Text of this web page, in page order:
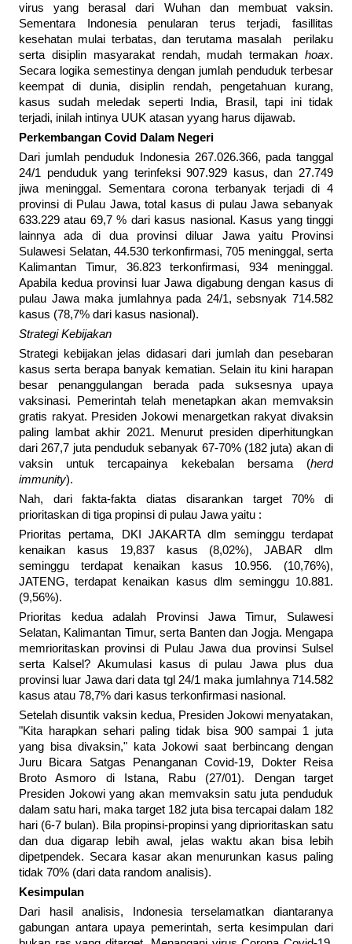
virus yang berasal dari Wuhan dan membuat vaksin.
Sementara Indonesia penularan terus terjadi, fasillitas
kesehatan mulai terbatas, dan terutama masalah perilaku
serta disiplin masyarakat rendah, mudah termakan hoax.
Secara logika semestinya dengan jumlah penduduk terbesar
keempat di dunia, disiplin rendah, pengetahuan kurang,
kasus sudah meledak seperti India, Brasil, tapi ini tidak
terjadi, inilah intinya UUK atasan yyang harus dijawab.
Perkembangan Covid Dalam Negeri
Dari jumlah penduduk Indonesia 267.026.366, pada tanggal
24/1 penduduk yang terinfeksi 907.929 kasus, dan 27.749
jiwa meninggal. Sementara corona terbanyak terjadi di 4
provinsi di Pulau Jawa, total kasus di pulau Jawa sebanyak
633.229 atau 69,7 % dari kasus nasional. Kasus yang tinggi
lainnya ada di dua provinsi diluar Jawa yaitu Provinsi
Sulawesi Selatan, 44.530 terkonfirmasi, 705 meninggal, serta
Kalimantan Timur, 36.823 terkonfirmasi, 934 meninggal.
Apabila kedua provinsi luar Jawa digabung dengan kasus di
pulau Jawa maka jumlahnya pada 24/1, sebsnyak 714.582
kasus (78,7% dari kasus nasional).
Strategi Kebijakan
Strategi kebijakan jelas didasari dari jumlah dan pesebaran
kasus serta berapa banyak kematian. Selain itu kini harapan
besar penanggulangan berada pada suksesnya upaya
vaksinasi. Pemerintah telah menetapkan akan memvaksin
gratis rakyat. Presiden Jokowi menargetkan rakyat divaksin
paling lambat akhir 2021. Menurut presiden diperhitungkan
dari 267,7 juta penduduk sebanyak 67-70% (182 juta) akan di
vaksin untuk tercapainya kekebalan bersama (herd
immunity).
Nah, dari fakta-fakta diatas disarankan target 70% di
prioritaskan di tiga propinsi di pulau Jawa yaitu :
Prioritas pertama, DKI JAKARTA dlm seminggu terdapat
kenaikan kasus 19,837 kasus (8,02%), JABAR dlm
seminggu terdapat kenaikan kasus 10.956. (10,76%),
JATENG, terdapat kenaikan kasus dlm seminggu 10.881.
(9,56%).
Prioritas kedua adalah Provinsi Jawa Timur, Sulawesi
Selatan, Kalimantan Timur, serta Banten dan Jogja. Mengapa
memrioritaskan provinsi di Pulau Jawa dua provinsi Sulsel
serta Kalsel? Akumulasi kasus di pulau Jawa plus dua
provinsi luar Jawa dari data tgl 24/1 maka jumlahnya 714.582
kasus atau 78,7% dari kasus terkonfirmasi nasional.
Setelah disuntik vaksin kedua, Presiden Jokowi menyatakan,
"Kita harapkan sehari paling tidak bisa 900 sampai 1 juta
yang bisa divaksin," kata Jokowi saat berbincang dengan
Juru Bicara Satgas Penanganan Covid-19, Dokter Reisa
Broto Asmoro di Istana, Rabu (27/01). Dengan target
Presiden Jokowi yang akan memvaksin satu juta penduduk
dalam satu hari, maka target 182 juta bisa tercapai dalam 182
hari (6-7 bulan). Bila propinsi-propinsi yang diprioritaskan satu
dan dua digarap lebih awal, jelas waktu akan bisa lebih
dipetpendek. Secara kasar akan menurunkan kasus paling
tidak 70% (dari data random analisis).
Kesimpulan
Dari hasil analisis, Indonesia terselamatkan diantaranya
gabungan antara upaya pemerintah, serta kesimpulan dari